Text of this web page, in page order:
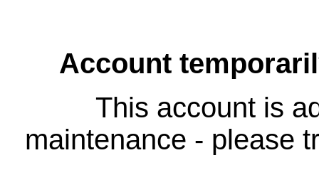
Account
This account is
maintenance - please